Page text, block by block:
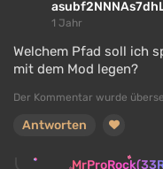
1 Jahr
Welchem Pfad soll ich
mit dem Mod legen?
Der Kommentar wurde
Antworten